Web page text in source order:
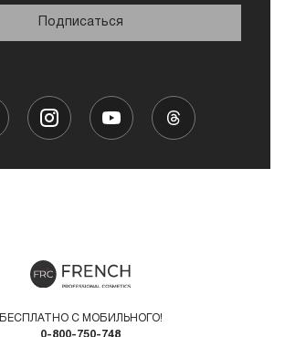
Подписаться
БЕСПЛАТНО С МОБИЛЬНОГО!
0-800-750-748